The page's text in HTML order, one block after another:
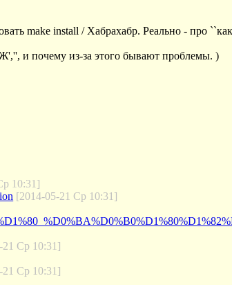
make install / Хабрахабр. Реально - про
и почему из-за этого бывают проблемы. )
10:31]
[2014-05-21 Ср 10:31]
21 Ср 10:31]
21 Ср 10:31]